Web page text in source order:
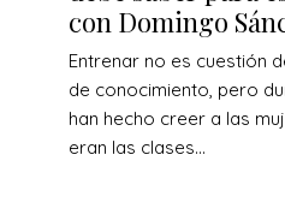
con Domingo
Entrenar no es cuestión
de conocimiento, pero
han hecho creer a las
eran las clases...